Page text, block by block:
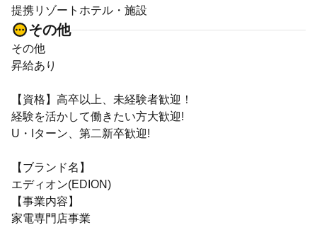
提携リゾートホテル・施設
その他
その他
昇給あり
【資格】高卒以上、未経験者歓迎！
経験を活かして働きたい方大歓迎!
U・Iターン、第二新卒歓迎!
【ブランド名】
エディオン(EDION)
【事業内容】
家電専門店事業